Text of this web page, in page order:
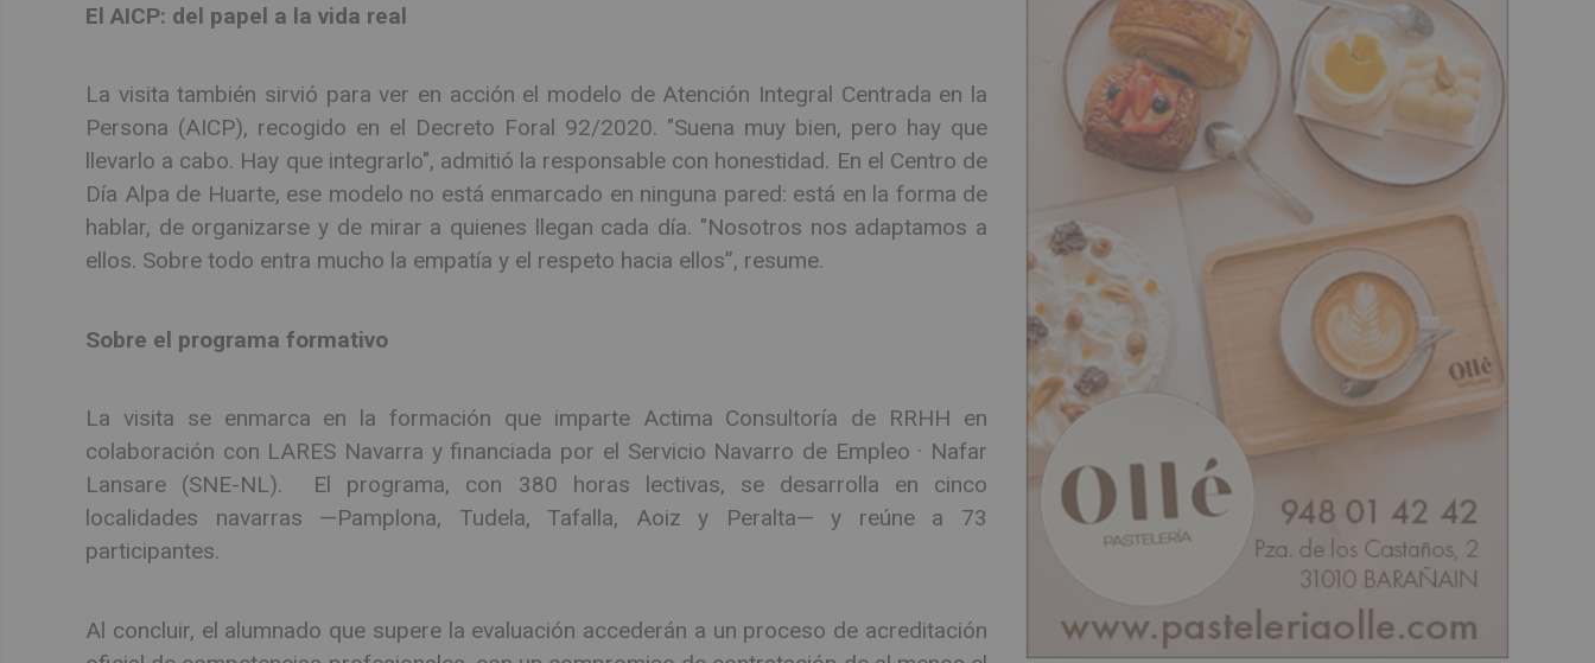
El AICP: del papel a la vida real
La visita también sirvió para ver en acción el modelo de Atención Integral Centrada en la
Persona (AICP), recogido en el Decreto Foral 92/2020. "Suena muy bien, pero hay que
llevarlo a cabo. Hay que integrarlo", admitió la responsable con honestidad. En el Centro de
Día Alpa de Huarte, ese modelo no está enmarcado en ninguna pared: está en la forma de
hablar, de organizarse y de mirar a quienes llegan cada día. "Nosotros nos adaptamos a
ellos. Sobre todo entra mucho la empatía y el respeto hacia ellos”, resume.
Sobre el programa formativo
La visita se enmarca en la formación que imparte Actima Consultoría de RRHH en
colaboración con LARES Navarra y financiada por el Servicio Navarro de Empleo · Nafar
Lansare (SNE-NL). El programa, con 380 horas lectivas, se desarrolla en cinco
localidades navarras —Pamplona, Tudela, Tafalla, Aoiz y Peralta— y reúne a 73
participantes.
Al concluir, el alumnado que supere la evaluación accederán a un proceso de acreditación